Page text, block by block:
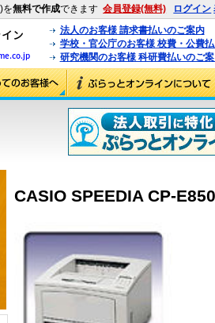
)を無料で作成できます 会員登録(無料) ログイン
法人のお客様 請求書払いのご案内
学校・官公庁のお客様 校費・公費
研究機関のお客様 科研費払いのご
CASIO SPEEDIA CP-